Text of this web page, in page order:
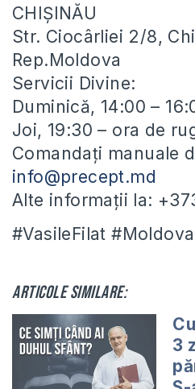
CHIȘINĂU
Str. Ciocârliei 2/8,
Rep.Moldova
Servicii Divine:
Duminică, 14:00 –
Joi, 19:30 – ora de
Comandați manuale
info@precept.md
Alte informații la:
#VasileFilat
Articole similare:
3